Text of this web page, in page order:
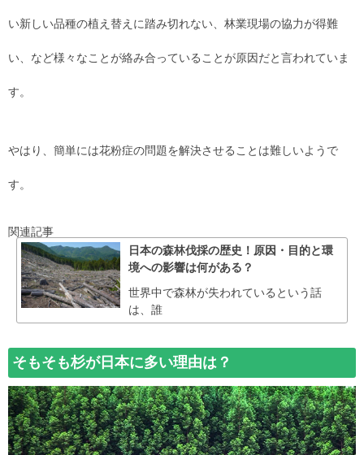
い新しい品種の植え替えに踏み切れない、林業現場の協力が得難
い、など様々なことが絡み合っていることが原因だと言われていま
す。
やはり、簡単には花粉症の問題を解決させることは難しいようで
す。
関連記事
日本の森林伐採の歴史！原因・目的と環
境への影響は何がある？
世界中で森林が失われているという話
は、誰
そもそも杉が日本に多い理由は？